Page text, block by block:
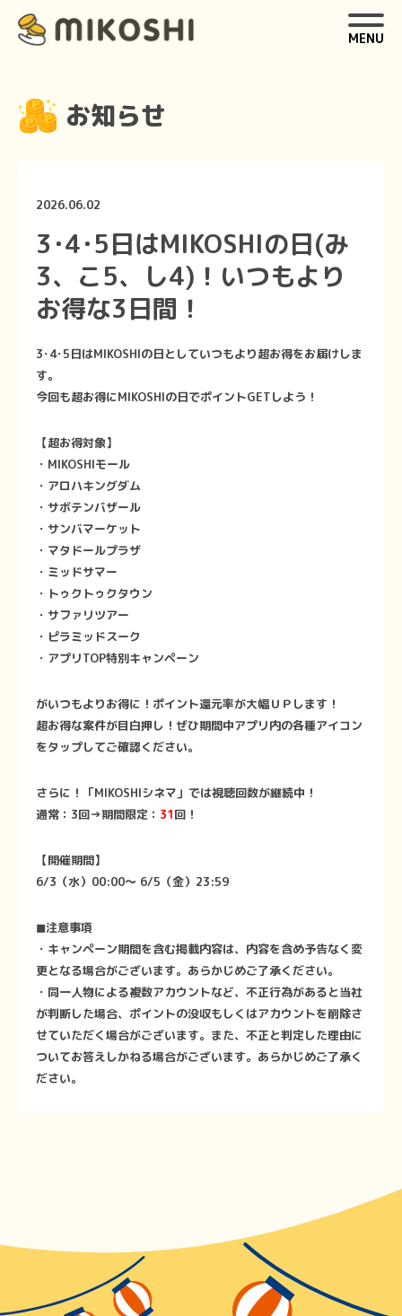
MENU
お知らせ
2026.06.02
3･4･5日はMIKOSHIの日(み
3、こ5、し4)！いつもより
お得な3日間！
3･4･5日はMIKOSHIの日としていつもより超お得をお届けしま
す。
今回も超お得にMIKOSHIの日でポイントGETしよう！
【超お得対象】
・MIKOSHIモール
・アロハキングダム
・サボテンバザール
・サンバマーケット
・マタドールプラザ
・ミッドサマー
・トゥクトゥクタウン
・サファリツアー
・ピラミッドスーク
・アプリTOP特別キャンペーン
がいつもよりお得に！ポイント還元率が大幅ＵＰします！
超お得な案件が目白押し！ぜひ期間中アプリ内の各種アイコン
をタップしてご確認ください。
さらに！「MIKOSHIシネマ」では視聴回数が継続中！
通常：3回→期間限定： 31回！
【開催期間】
6/3（水）00:00〜 6/5（金）23:59
◼︎注意事項
・キャンペーン期間を含む掲載内容は、内容を含め予告なく変
更となる場合がございます。あらかじめご了承ください。
・同一人物による複数アカウントなど、不正行為があると当社
が判断した場合、ポイントの没収もしくはアカウントを削除さ
せていただく場合がございます。また、不正と判定した理由に
ついてお答えしかねる場合がございます。あらかじめご了承く
ださい。